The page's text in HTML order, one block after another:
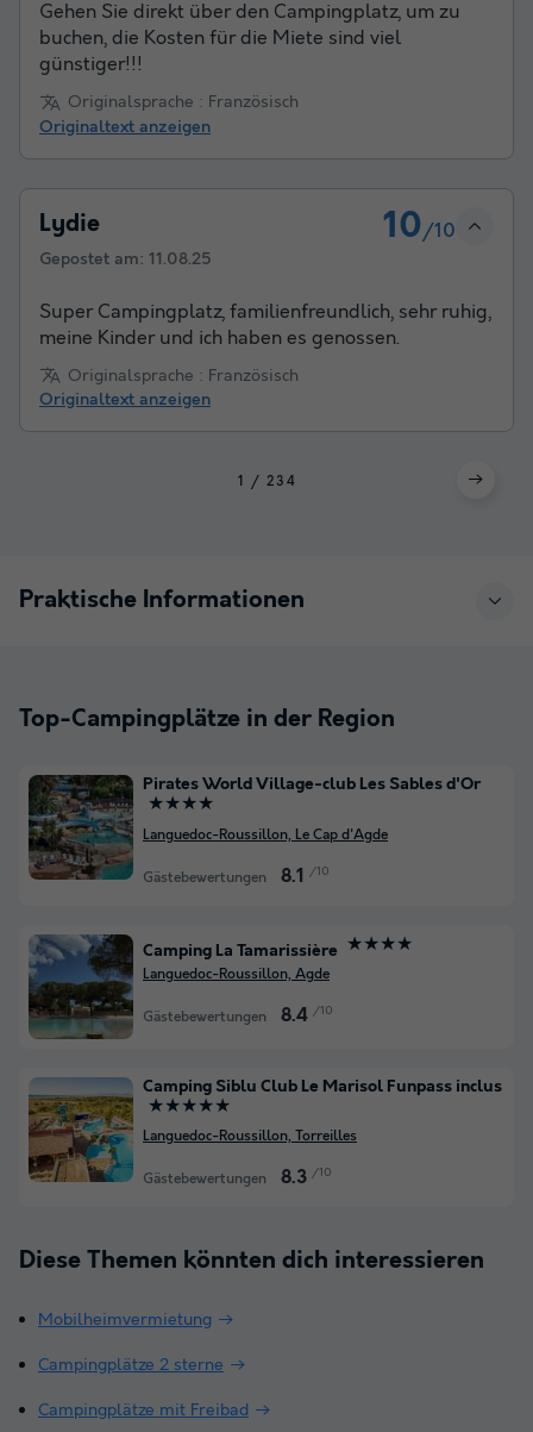
Gehen Sie direkt über den Campingplatz, um zu
buchen, die Kosten für die Miete sind viel
günstiger!!!
Originalsprache : Französisch
Originaltext anzeigen
Lydie 10/10
Gepostet am: 11.08.25
Super Campingplatz, familienfreundlich, sehr ruhig,
meine Kinder und ich haben es genossen.
Originalsprache : Französisch
Originaltext anzeigen
1 2 3 4
Praktische Informationen
Top-Campingplätze in der Region
Pirates World Village-club Les Sables d'Or
★★★★
Languedoc-Roussillon, Le Cap d'Agde
Gästebewertungen 8.1 /10
Camping La Tamarissière ★★★★
Languedoc-Roussillon, Agde
Gästebewertungen 8.4 /10
Camping Siblu Club Le Marisol Funpass inclus
★★★★★
Languedoc-Roussillon, Torreilles
Gästebewertungen 8.3 /10
Diese Themen könnten dich interessieren
Mobilheimvermietung
Campingplätze 2 sterne
Campingplätze mit Freibad